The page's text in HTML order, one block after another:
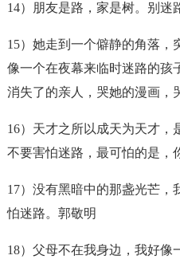
14）朋友是路，家是树。别 迷
15）她走到一个僻静的角落，
像一个在夜幕来临时迷路的孩
消失了的亲人，哭她的漫画，
16）天才之所以成天为天才，
不要害怕迷路 ，最可怕的是，
17）没有黑暗中的那盏光芒，
怕迷路。郭敬明
18）父母不在我身边，我好像